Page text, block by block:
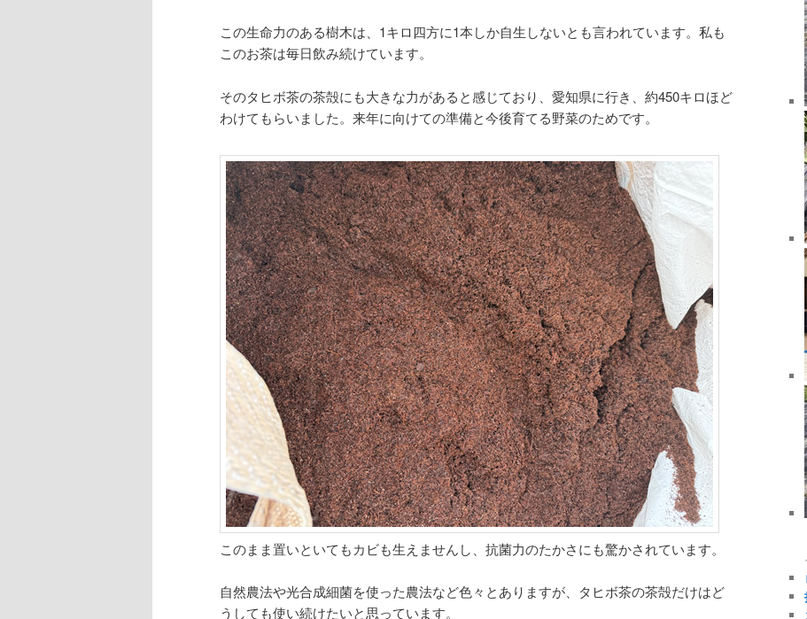
この生命力のある樹木は、1キロ四方に1本しか自生しないとも言われています。私も
このお茶は毎日飲み続けています。
そのタヒボ茶の茶殻にも大きな力があると感じており、愛知県に行き、約450キロほど
わけてもらいました。来年に向けての準備と今後育てる野菜のためです。
このまま置いといてもカビも生えませんし、抗菌力のたかさにも驚かされています。
自然農法や光合成細菌を使った農法など色々とありますが、タヒボ茶の茶殻だけはど
うしても使い続けたいと思っています。